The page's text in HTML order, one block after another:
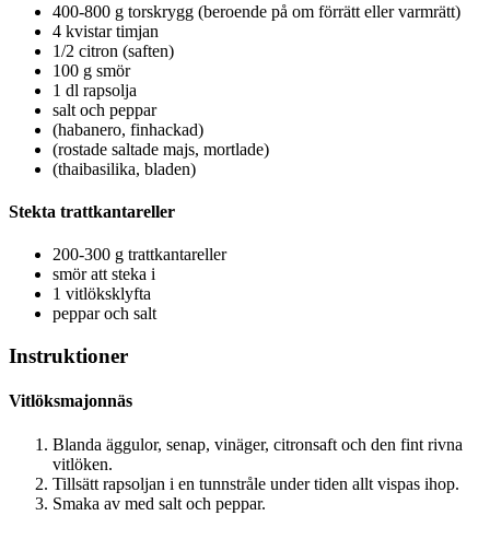
400-800 g torskrygg (beroende på om förrätt eller varmrätt)
4 kvistar timjan
1/2 citron (saften)
100 g smör
1 dl rapsolja
salt och peppar
(habanero, finhackad)
(rostade saltade majs, mortlade)
(thaibasilika, bladen)
Stekta trattkantareller
200-300 g trattkantareller
smör att steka i
1 vitlöksklyfta
peppar och salt
Instruktioner
Vitlöksmajonnäs
Blanda äggulor, senap, vinäger, citronsaft och den fint rivna
vitlöken.
Tillsätt rapsoljan i en tunnstråle under tiden allt vispas ihop.
Smaka av med salt och peppar.